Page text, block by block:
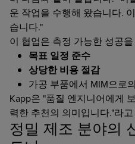
운 작업을 수행해 왔습니다.
습니다."
이 협업은 측정 가능한 성공
목표 일정 준수
상당한 비용 절감
가공 부품에서 MIM으로의
Kapp은 "품질 엔지니어에게
력한 추천의 의미입니다."라
정밀 제조 분야의